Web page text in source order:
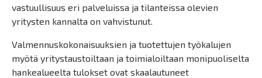
vastuullisuus eri palveluissa ja tilanteissa olevien
yritysten kannalta on vahvistunut.
Valmennuskokonaisuuksien ja tuotettujen työkalujen
myötä yritystaustoiltaan ja toimialoiltaan monipuoliselta
hankealueelta tulokset ovat skaalautuneet